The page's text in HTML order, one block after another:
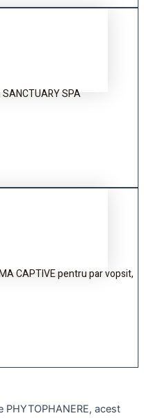
SPA
CAPTIVE pentru par vopsit,
acest